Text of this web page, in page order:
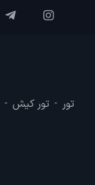
تور - تور کیش -